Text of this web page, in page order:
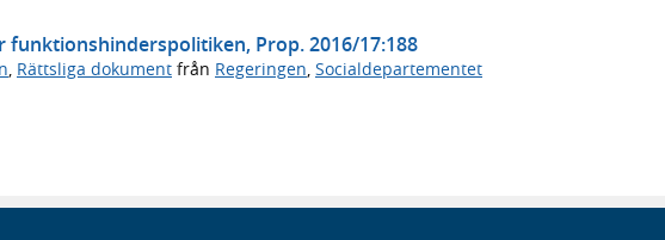
Prop. 2016/17:188
, Rättsliga dokument från Regeringen, Socialdepartementet